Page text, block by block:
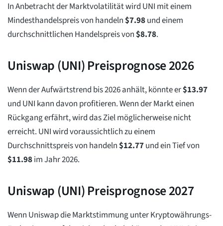
In Anbetracht der Marktvolatilität wird UNI mit einem
Mindesthandelspreis von handeln$7.98und einem
durchschnittlichen Handelspreis von$8.78.
Uniswap (UNI) Preisprognose 2026
Wenn der Aufwärtstrend bis 2026 anhält, könnte er$13.97
und UNI kann davon profitieren. Wenn der Markt einen
Rückgang erfährt, wird das Ziel möglicherweise nicht
erreicht. UNI wird voraussichtlich zu einem
Durchschnittspreis von handeln$12.77und ein Tief von
$11.98im Jahr 2026.
Uniswap (UNI) Preisprognose 2027
Wenn Uniswap die Marktstimmung unter Kryptowährungs-